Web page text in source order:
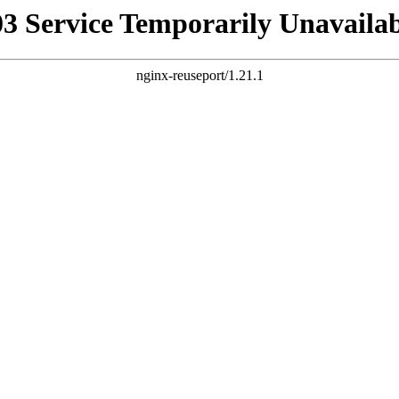
Service Temporarily
nginx-reuseport/1.21.1